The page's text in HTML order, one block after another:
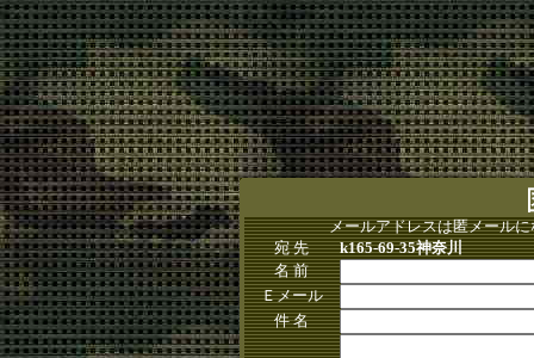
メールアドレスは匿メール
宛 先
k165-69-35神奈川
名 前
Ｅメール
件 名